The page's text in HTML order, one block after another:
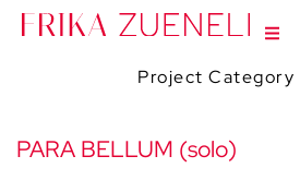
Project Category
PARA BELLUM (solo)